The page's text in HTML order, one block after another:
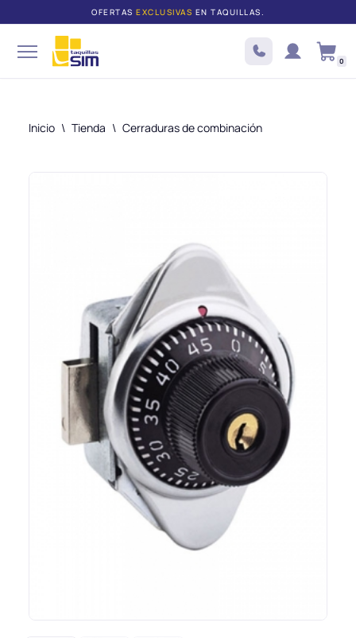
Saltar
al
OFERTAS EXCLUSIVAS EN TAQUILLAS.
0
Inicio \ Tienda \ Cerraduras de combinación